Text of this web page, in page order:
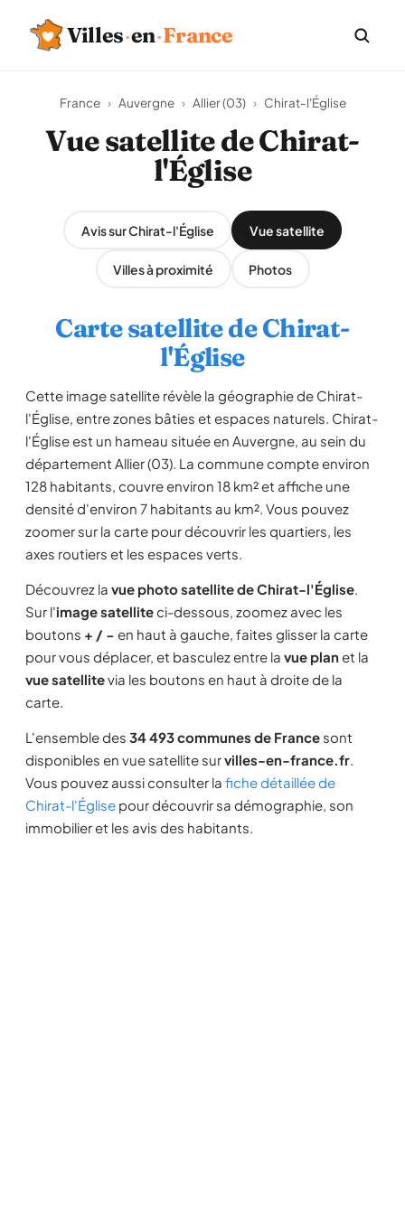
Villes·en·France
France › Auvergne › Allier (03) › Chirat-l'Église
Vue satellite de Chirat-
l'Église
Avis sur Chirat-l'Église Vue satellite
Villes à proximité Photos
Carte satellite de Chirat-
l'Église
Cette image satellite révèle la géographie de Chirat-
l'Église, entre zones bâties et espaces naturels. Chirat-
l'Église est un hameau située en Auvergne, au sein du
département Allier (03). La commune compte environ
128 habitants, couvre environ 18 km² et affiche une
densité d'environ 7 habitants au km². Vous pouvez
zoomer sur la carte pour découvrir les quartiers, les
axes routiers et les espaces verts.
Découvrez la vue photo satellite de Chirat-l'Église.
Sur l'image satelliteci-dessous, zoomez avec les
boutons + / − en haut à gauche, faites glisser la carte
pour vous déplacer, et basculez entre la vue planet la
vue satellitevia les boutons en haut à droite de la
carte.
L'ensemble des 34 493 communes de France sont
disponibles en vue satellite survilles-en-france.fr.
Vous pouvez aussi consulter la fiche détaillée de
Chirat-l'Église pour découvrir sa démographie, son
immobilier et les avis des habitants.